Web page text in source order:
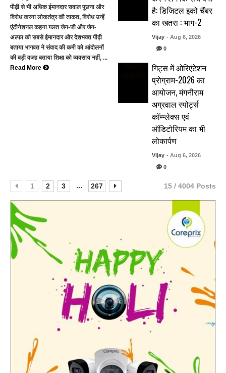
पीढ़ी से भी अधिक ईमानदार सवाल पूछना और
विरोध करना लोकतंत्र की ताकत, विरोध उन्हें
एंटीनेशनल कहना गलत जेन-जी और जेन-
अल्फा को सबसे ईमानदार और देशभक्त पीढ़ी
बताया भागवत ने संवाद की कमी को आंदोलनों
की बड़ी वजह बताया शिक्षा को व्यवसाय नहीं, ...
Read More
है: डिजिटल इको चैंबर
का खतरा : भाग-2
Vijay - Aug 6, 2026
0
गिट्स में ओरिएंटेशन
प्रोग्राम-2026 का
आयोजन, मंगनीराम
अग्रवाल स्पोर्ट्स
कॉम्प्लेक्स एवं
ऑडिटोरियम का भी
लोकार्पण
Vijay - Aug 6, 2026
0
1 2 3 ... 267 15 / 4004 Posts